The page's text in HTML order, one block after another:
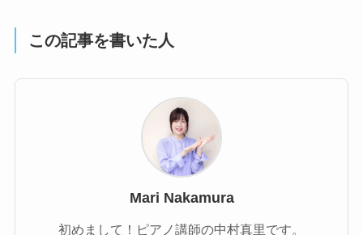
この記事を書いた人
Mari Nakamura
初めまして！ピアノ講師の中村真里です。